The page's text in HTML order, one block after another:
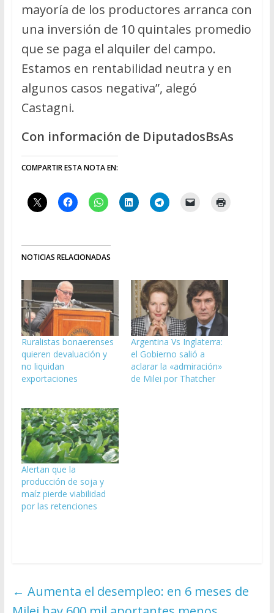
mayoría de los productores arranca con
una inversión de 10 quintales promedio
que se paga el alquiler del campo.
Estamos en rentabilidad neutra y en
algunos casos negativa”, alegó
Castagni.
Con información de DiputadosBsAs
COMPARTIR ESTA NOTA EN:
NOTICIAS RELACIONADAS
Ruralistas bonaerenses
quieren devaluación y
no liquidan
exportaciones
Argentina Vs Inglaterra:
el Gobierno salió a
aclarar la «admiración»
de Milei por Thatcher
Alertan que la
producción de soja y
maíz pierde viabilidad
por las retenciones
← Aumenta el desempleo: en 6 meses de